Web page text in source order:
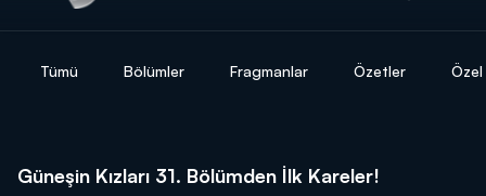
Tümü Bölümler Fragmanlar Özetler
Güneşin Kızları 31. Bölümden İlk Kareler!